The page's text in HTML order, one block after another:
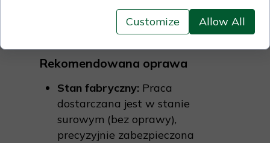
przyciągając wzrok odbiorcy w
sposób nienachalny.
Rekomendowana oprawa
Stan fabryczny: Praca
dostarczana jest w stanie
surowym (bez oprawy),
precyzyjnie zabezpieczona
Customize Allow All